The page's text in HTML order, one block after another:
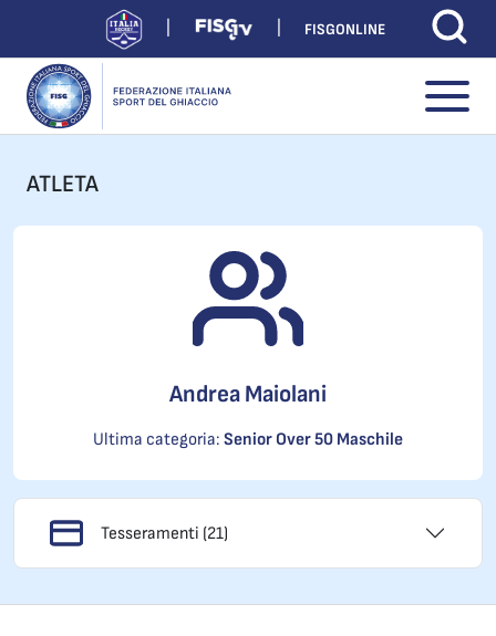
FISGONLINE
ATLETA
Andrea Maiolani
Ultima categoria: Senior Over 50 Maschile
Tesseramenti (21)